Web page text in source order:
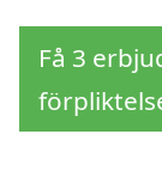
Få 3